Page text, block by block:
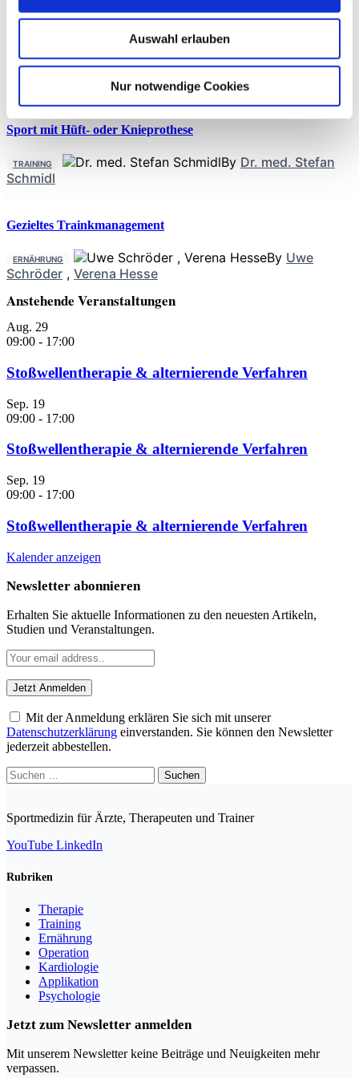
Auswahl erlauben
Nur notwendige Cookies
Sportwiss. Christiane Wilke
By News
Sport mit Hüft- oder Knieprothese
TRAINING By Dr. med. Stefan
Schmidl
Gezieltes Trainkmanagement
ERNÄHRUNG By Uwe
Schröder , Verena Hesse
Anstehende Veranstaltungen
Aug. 29
09:00 - 17:00
Stoßwellentherapie & alternierende Verfahren
Sep. 19
09:00 - 17:00
Stoßwellentherapie & alternierende Verfahren
Sep. 19
09:00 - 17:00
Stoßwellentherapie & alternierende Verfahren
Kalender anzeigen
Newsletter abonnieren
Erhalten Sie aktuelle Informationen zu den neuesten Artikeln,
Studien und Veranstaltungen.
Mit der Anmeldung erklären Sie sich mit unserer
Datenschutzerklärung einverstanden. Sie können den Newsletter
jederzeit abbestellen.
Suchen
nach:
Sportmedizin für Ärzte, Therapeuten und Trainer
YouTube LinkedIn
Rubriken
Therapie
Training
Ernährung
Operation
Kardiologie
Applikation
Psychologie
Jetzt zum Newsletter anmelden
Mit unserem Newsletter keine Beiträge und Neuigkeiten mehr
verpassen.